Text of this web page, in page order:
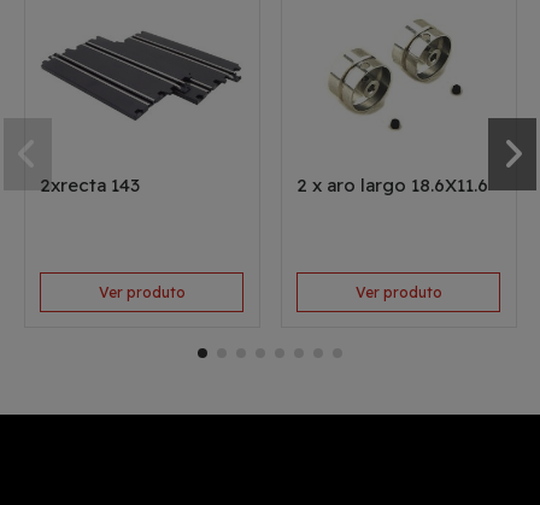
2xrecta 143
Ver produto
2 x aro largo 18.6X11.6
Ver produto